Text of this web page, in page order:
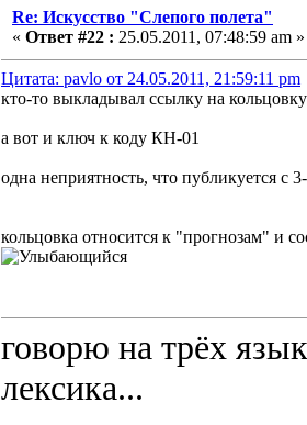
Re: Искусство "Слепого полета"
« Ответ #22 : 25.05.2011, 07:48:59 am »
Цитата: pavlo от 24.05.2011, 21:59:11 pm
кто-то выкладывал ссылку на
а вот и ключ к коду КН-01
одна неприятность, что публикуется с
кольцовка относится к "прогнозам" и
говорю на трёх
лексика...